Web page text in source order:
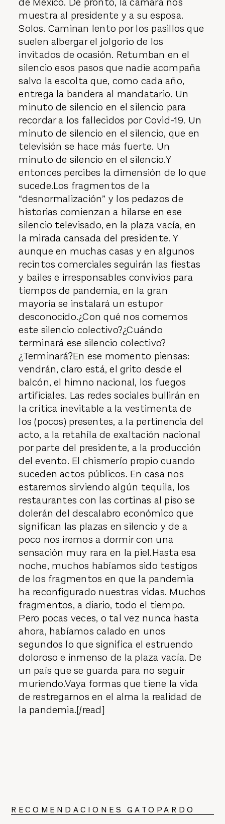
muestra al presidente y a su esposa.
Solos. Caminan lento por los pasillos que
suelen albergar el jolgorio de los
invitados de ocasión. Retumban en el
silencio esos pasos que nadie acompaña
salvo la escolta que, como cada año,
entrega la bandera al mandatario. Un
minuto de silencio en el silencio para
recordar a los fallecidos por Covid-19. Un
minuto de silencio en el silencio, que en
televisión se hace más fuerte. Un
minuto de silencio en el silencio.Y
entonces percibes la dimensión de lo que
sucede.Los fragmentos de la
“desnormalización” y los pedazos de
historias comienzan a hilarse en ese
silencio televisado, en la plaza vacía, en
la mirada cansada del presidente. Y
aunque en muchas casas y en algunos
recintos comerciales seguirán las fiestas
y bailes e irresponsables convivios para
tiempos de pandemia, en la gran
mayoría se instalará un estupor
desconocido.¿Con qué nos comemos
este silencio colectivo?¿Cuándo
terminará ese silencio colectivo?
¿Terminará?En ese momento piensas:
vendrán, claro está, el grito desde el
balcón, el himno nacional, los fuegos
artificiales. Las redes sociales bullirán en
la crítica inevitable a la vestimenta de
los (pocos) presentes, a la pertinencia del
acto, a la retahíla de exaltación nacional
por parte del presidente, a la producción
del evento. El chismerío propio cuando
suceden actos públicos. En casa nos
estaremos sirviendo algún tequila, los
restaurantes con las cortinas al piso se
dolerán del descalabro económico que
significan las plazas en silencio y de a
poco nos iremos a dormir con una
sensación muy rara en la piel.Hasta esa
noche, muchos habíamos sido testigos
de los fragmentos en que la pandemia
ha reconfigurado nuestras vidas. Muchos
fragmentos, a diario, todo el tiempo.
Pero pocas veces, o tal vez nunca hasta
ahora, habíamos calado en unos
segundos lo que significa el estruendo
doloroso e inmenso de la plaza vacía. De
un país que se guarda para no seguir
muriendo.Vaya formas que tiene la vida
de restregarnos en el alma la realidad de
la pandemia.[/read]
RECOMENDACIONES GATOPARDO